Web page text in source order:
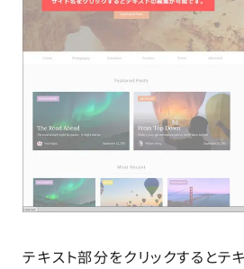
テキスト部分をクリックするとテ